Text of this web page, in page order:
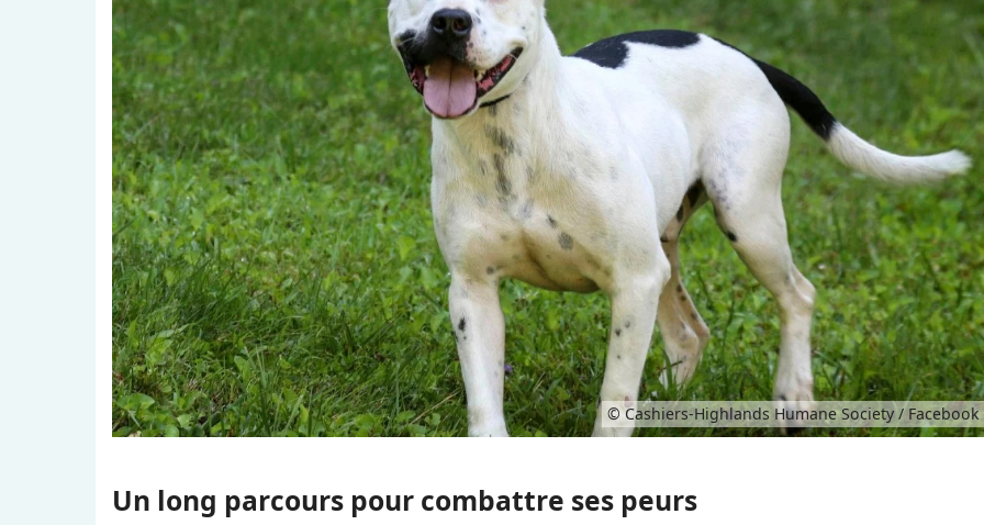
© Cashiers-Highlands Humane Society / Facebook
Un long parcours pour combattre ses peurs